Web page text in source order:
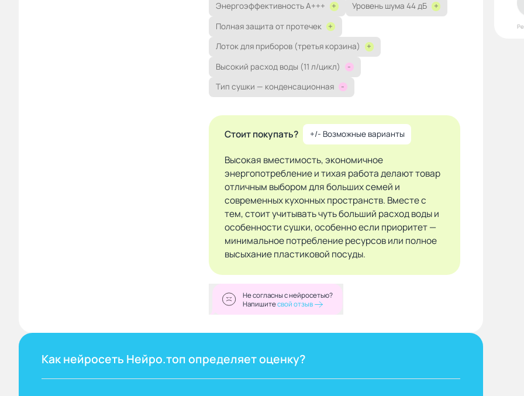
Энергоэффективность A+++
+ Уровень шума 44 дБ
+
Полная защита от протечек
+
Лоток для приборов (третья корзина)
+
Высокий расход воды (11 л/цикл)
-
Тип сушки — конденсационная
-
Стоит покупать? +/- Возможные варианты
Высокая вместимость, экономичное
энергопотребление и тихая работа делают товар
отличным выбором для больших семей и
современных кухонных пространств. Вместе с
тем, стоит учитывать чуть больший расход воды и
особенности сушки, особенно если приоритет —
минимальное потребление ресурсов или полное
высыхание пластиковой посуды.
Не согласны с нейросетью?
Напишитесвой отзыв
Как нейросеть Нейро.топ определяет оценку?